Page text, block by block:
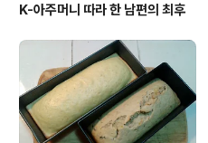
K-아주머니 따라 한 남편의 최후